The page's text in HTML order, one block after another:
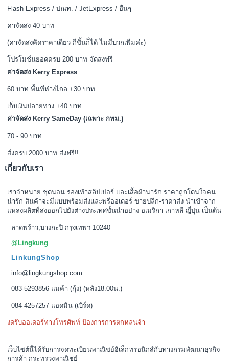
Flash Express / ปณท. / JetExpress / อื่นๆ
ค่าจัดส่ง 40 บาท
(ค่าจัดส่งคิดราคาเดียว กี่ชิ้นก็ได้ ไม่มีบวกเพิ่มค่ะ)
โปรโมชั่นยอดครบ 200 บาท จัดส่งฟรี
ค่าจัดส่ง Kerry Express
60 บาท พื้นที่ห่างไกล +30 บาท
เก็บเงินปลายทาง +40 บาท
ค่าจัดส่ง Kerry SameDay (เฉพาะ กทม.)
70 - 90 บาท
สั่งครบ 2000 บาท ส่งฟรี!!
เกี่ยวกับเรา
เราจำหน่าย ชุดนอน รองเท้าสลิปเปอร์ และเสื้อผ้าน่ารัก ราคาถูกโดนใจคน
น่ารัก สินค้าจะมีแบบพร้อมส่งและพรีออเดอร์ ขายปลีก-ราคาส่ง นำเข้าจาก
แหล่งผลิตที่ส่งออกไปยังต่างประเทศชั้นนำอย่าง อเมริกา เกาหลี ญี่ปุ่น เป็นต้น
ลาดพร้าว,บางกะปิ กรุงเทพฯ 10240
@Lingkung
LinkungShop
info@lingkungshop.com
083-5293856 แม่ค้า (กุ้ง) (หลัง18.00น.)
084-4257257 แอดมิน (เบิร์ด)
งดรับออเดอร์ทางโทรศัพท์ ป้องการการตกหล่นจ้า
เว็บไซต์นี้ได้รับการจดทะเบียนพาณิชย์อิเล็กทรอนิกส์กับทางกรมพัฒนาธุรกิจ
การค้า กระทรวงพาณิชย์